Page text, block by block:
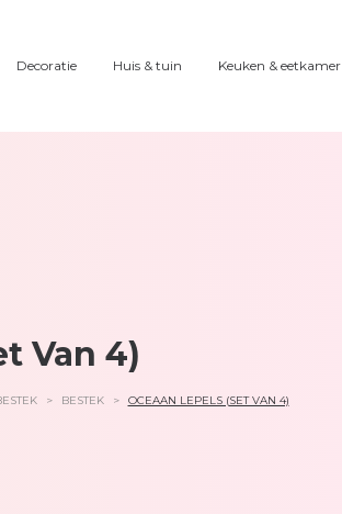
Decoratie Huis & tuin Keuken & eetkamer
Van 4)
> BESTEK > OCEAAN LEPELS (SET VAN 4)